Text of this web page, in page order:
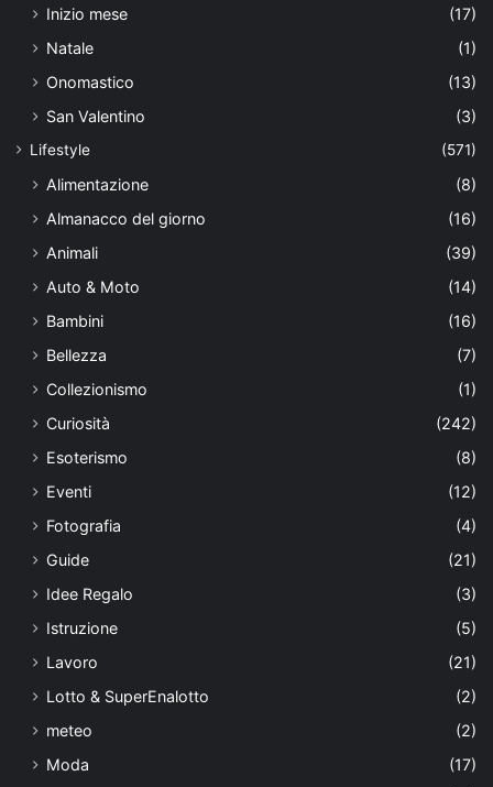
Inizio mese
(17)
Natale
(1)
Onomastico
(13)
San Valentino
(3)
Lifestyle (571)
Alimentazione
(8)
Almanacco del giorno
(16)
Animali
(39)
Auto & Moto
(14)
Bambini
(16)
Bellezza
(7)
Collezionismo
(1)
Curiosità
(242)
Esoterismo
(8)
Eventi
(12)
Fotografia
(4)
Guide
(21)
Idee Regalo
(3)
Istruzione
(5)
Lavoro
(21)
Lotto & SuperEnalotto
(2)
meteo
(2)
Moda
(17)